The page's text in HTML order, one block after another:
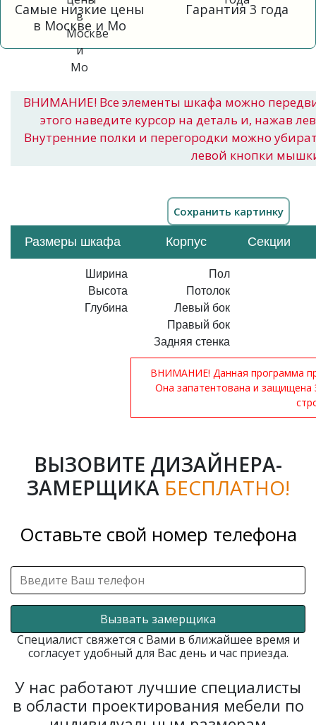
Самые низкие цены
в Москве и Мо
Гарантия 3 года
ВНИМАНИЕ! Все элементы шкафа можно
этого наведите курсор на деталь и, нажав
Внутренние полки и перегородки можно
левой кнопки
Размеры шкафа Корпус Секции
Ширина
Высота
Глубина
Пол
Потолок
Левый бок
Правый бок
Задняя стенка
ВНИМАНИЕ! Данная программа
Она запатентована и
ВЫЗОВИТЕ ДИЗАЙНЕРА-
ЗАМЕРЩИКА БЕСПЛАТНО!
Оставьте свой номер телефона
Вызвать замерщика
Специалист свяжется с Вами в ближайшее время и
согласует удобный для Вас день и час приезда.
У нас работают лучшие специалисты
в области проектирования мебели по